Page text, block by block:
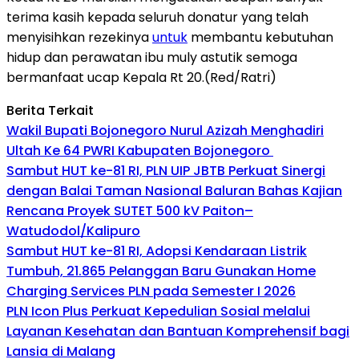
terima kasih kepada seluruh donatur yang telah
menyisihkan rezekinyauntuk membantu kebutuhan
hidup dan perawatan ibu muly astutik semoga
bermanfaat ucap Kepala Rt 20.(Red/Ratri)
Berita Terkait
Wakil Bupati Bojonegoro Nurul Azizah Menghadiri
Ultah Ke 64 PWRI Kabupaten Bojonegoro
Sambut HUT ke-81 RI, PLN UIP JBTB Perkuat Sinergi
dengan Balai Taman Nasional Baluran Bahas Kajian
Rencana Proyek SUTET 500 kV Paiton–
Watudodol/Kalipuro
Sambut HUT ke-81 RI, Adopsi Kendaraan Listrik
Tumbuh, 21.865 Pelanggan Baru Gunakan Home
Charging Services PLN pada Semester I 2026
PLN Icon Plus Perkuat Kepedulian Sosial melalui
Layanan Kesehatan dan Bantuan Komprehensif bagi
Lansia di Malang